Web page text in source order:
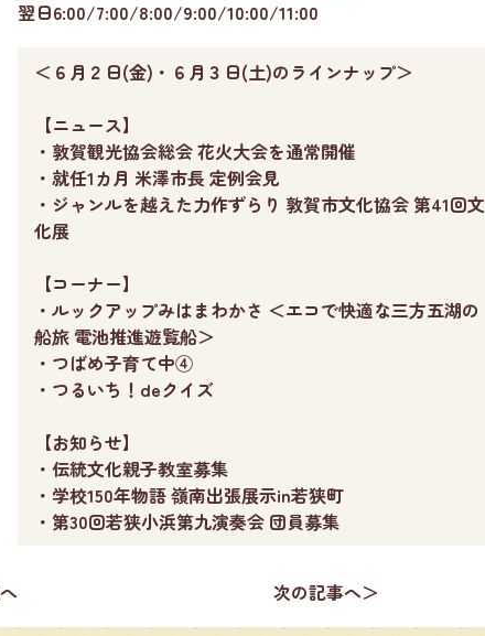
翌日6:00/7:00/8:00/9:00/10:00/11:00
＜６月２日(金)・６月３日(土)のラインナップ＞
【ニュース】
・敦賀観光協会総会 花火大会を通常開催
・就任1カ月 米澤市長 定例会見
・ジャンルを越えた力作ずらり 敦賀市文化協会 第41回文
化展
【コーナー】
・ルックアップみはまわかさ ＜エコで快適な三方五湖の
船旅 電池推進遊覧船＞
・つばめ子育て中④
・つるいち！deクイズ
【お知らせ】
・伝統文化親子教室募集
・学校150年物語 嶺南出張展示in若狭町
・第30回若狭小浜第九演奏会 団員募集
次の記事へ＞